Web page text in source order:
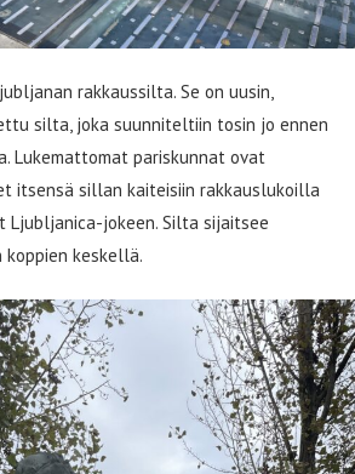
rakkaussilta. Se on uusin,
silta, joka suunniteltiin tosin jo ennen
Lukemattomat pariskunnat ovat
itsensä sillan kaiteisiin rakkauslukoilla
Ljubljanica-jokeen. Silta sijaitsee
keskellä.